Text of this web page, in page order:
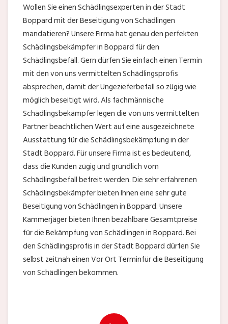
Wollen Sie einen Schädlingsexperten in der Stadt
Boppard mit der Beseitigung von Schädlingen
mandatieren? Unsere Firma hat genau den perfekten
Schädlingsbekämpfer in Boppard für den
Schädlingsbefall. Gern dürfen Sie einfach einen Termin
mit den von uns vermittelten Schädlingsprofis
absprechen, damit der Ungezieferbefall so zügig wie
möglich beseitigt wird. Als fachmännische
Schädlingsbekämpfer legen die von uns vermittelten
Partner beachtlichen Wert auf eine ausgezeichnete
Ausstattung für die Schädlingsbekämpfung in der
Stadt Boppard. Für unsere Firma ist es bedeutend,
dass die Kunden zügig und gründlich vom
Schädlingsbefall befreit werden. Die sehr erfahrenen
Schädlingsbekämpfer bieten Ihnen eine sehr gute
Beseitigung von Schädlingen in Boppard. Unsere
Kammerjäger bieten Ihnen bezahlbare Gesamtpreise
für die Bekämpfung von Schädlingen in Boppard. Bei
den Schädlingsprofis in der Stadt Boppard dürfen Sie
selbst zeitnah einen Vor Ort Terminfür die Beseitigung
von Schädlingen bekommen.